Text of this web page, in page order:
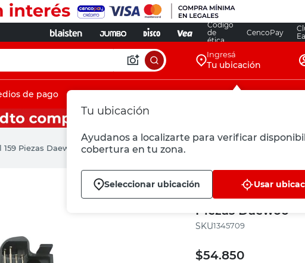
Código
de
ética
CencoPay
Ingresá
Tu ubicación
Tu ubicación
Ayudanos a localizarte para verificar
cobertura en tu zona.
Seleccionar ubicación Usar
de pago
Piezas Daewoo
Daewoo
Set de
Piezas Daewoo
:1345709
$54.850